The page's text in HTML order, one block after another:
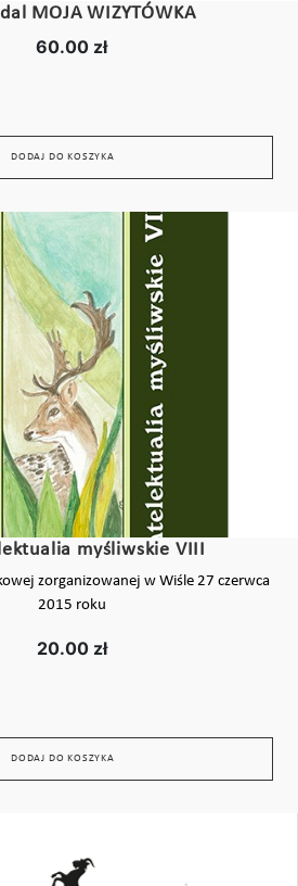
MOJA WIZYTÓWKA
60.00 zł
DODAJ DO KOSZYKA
myśliwskie VIII
zorganizowanej w Wiśle 27 czerwca
2015 roku
20.00 zł
DODAJ DO KOSZYKA